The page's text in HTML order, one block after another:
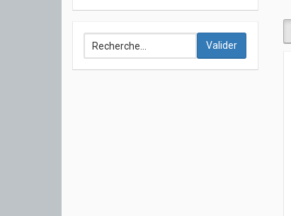
Valider